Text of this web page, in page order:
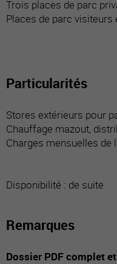
Trois places de parc
Places de parc visiteurs
Particularités
Stores extérieurs pour
Chauffage mazout,
Charges mensuelles de
Disponibilité : de suite
Remarques
Dossier PDF complet